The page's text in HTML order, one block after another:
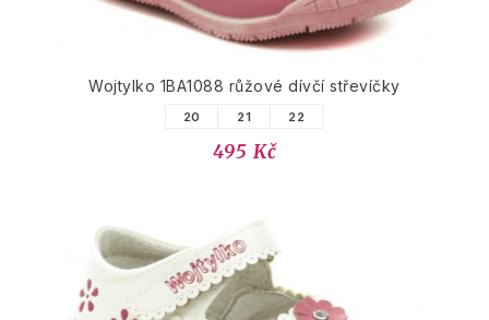
Wojtylko 1BA1088 růžové dívčí střevíčky
20 21 22
495 Kč